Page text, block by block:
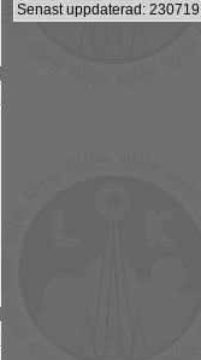
Senast uppdaterad: